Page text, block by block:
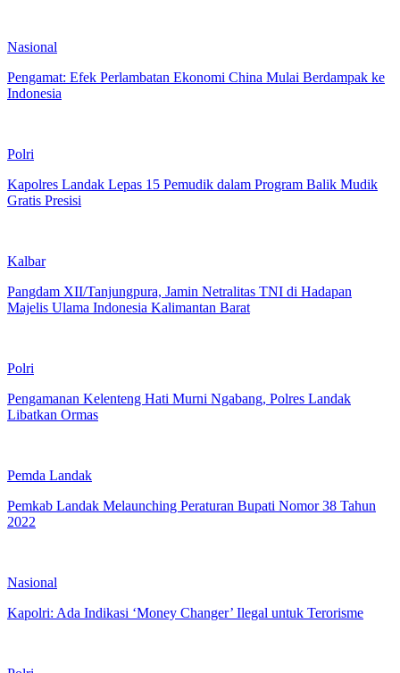
Nasional
Pengamat: Efek Perlambatan Ekonomi China Mulai Berdampak ke
Indonesia
Polri
Kapolres Landak Lepas 15 Pemudik dalam Program Balik Mudik
Gratis Presisi
Kalbar
Pangdam XII/Tanjungpura, Jamin Netralitas TNI di Hadapan
Majelis Ulama Indonesia Kalimantan Barat
Polri
Pengamanan Kelenteng Hati Murni Ngabang, Polres Landak
Libatkan Ormas
Pemda Landak
Pemkab Landak Melaunching Peraturan Bupati Nomor 38 Tahun
2022
Nasional
Kapolri: Ada Indikasi ‘Money Changer’ Ilegal untuk Terorisme